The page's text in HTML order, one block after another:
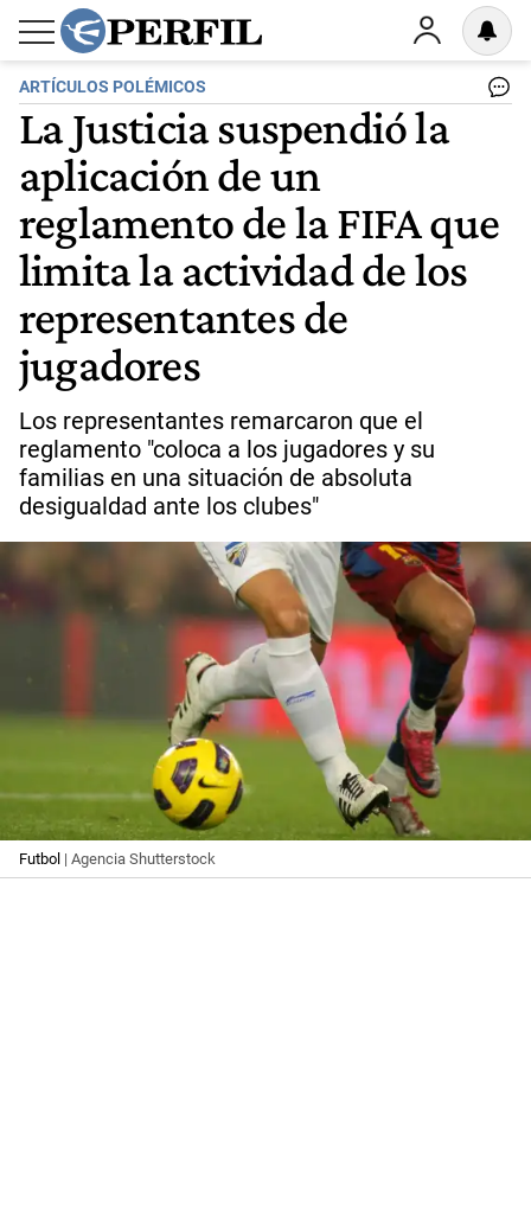
ARTÍCULOS POLÉMICOS
La Justicia suspendió la
aplicación de un
reglamento de la FIFA que
limita la actividad de los
representantes de
jugadores
Los representantes remarcaron que el
reglamento "coloca a los jugadores y su
familias en una situación de absoluta
desigualdad ante los clubes"
Futbol | Agencia Shutterstock